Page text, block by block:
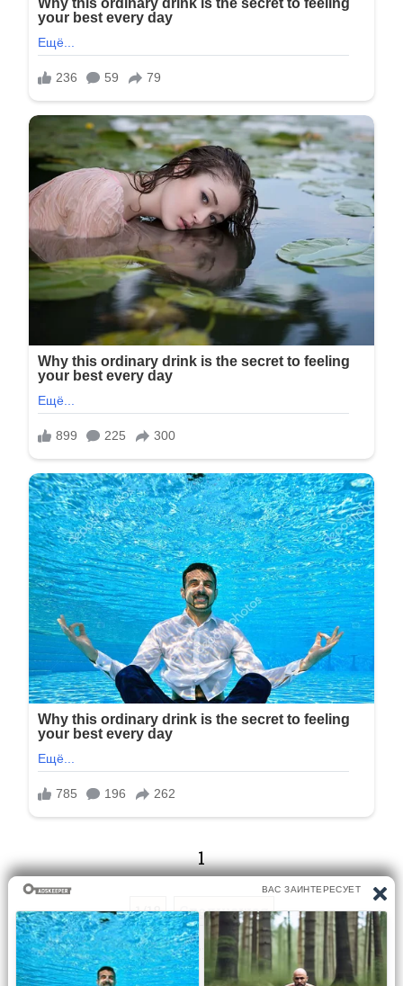
1
1/18 Следующая
Перейти на страницу: